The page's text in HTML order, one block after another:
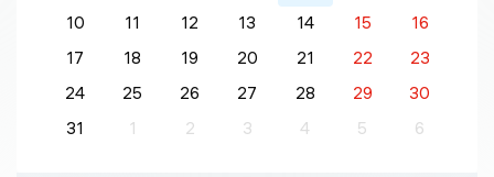
10
11 12 13 14 15
16
17
18 19 20 21 22
23
24
25 26 27 28 29
30
31
1 2 3 4 5 6